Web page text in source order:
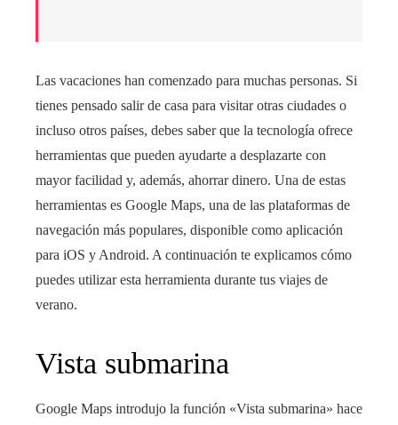
Las vacaciones han comenzado para muchas personas. Si
tienes pensado salir de casa para visitar otras ciudades o
incluso otros países, debes saber que la tecnología ofrece
herramientas que pueden ayudarte a desplazarte con
mayor facilidad y, además, ahorrar dinero. Una de estas
herramientas es Google Maps, una de las plataformas de
navegación más populares, disponible como aplicación
para iOS y Android. A continuación te explicamos cómo
puedes utilizar esta herramienta durante tus viajes de
verano.
Vista submarina
Google Maps introdujo la función «Vista submarina» hace